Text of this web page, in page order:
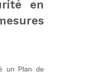
en
un Plan de